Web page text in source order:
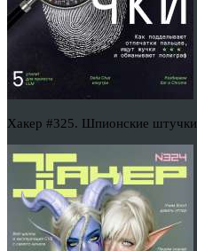
Хакер #325. Шпионские штучки